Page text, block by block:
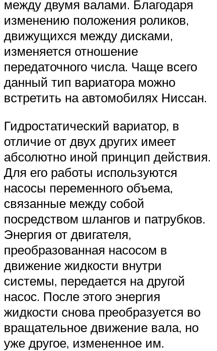
между двумя валами. Благодаря
изменению положения роликов,
движущихся между дисками,
изменяется отношение
передаточного числа. Чаще всего
данный тип вариатора можно
встретить на автомобилях Ниссан.
Гидростатический вариатор, в
отличие от двух других имеет
абсолютно иной принцип действия.
Для его работы используются
насосы переменного объема,
связанные между собой
посредством шлангов и патрубков.
Энергия от двигателя,
преобразованная насосом в
движение жидкости внутри
системы, передается на другой
насос. После этого энергия
жидкости снова преобразуется во
вращательное движение вала, но
уже другое, измененное им.